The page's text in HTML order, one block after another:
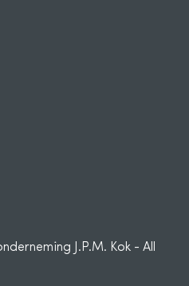
J.P.M. Kok - All